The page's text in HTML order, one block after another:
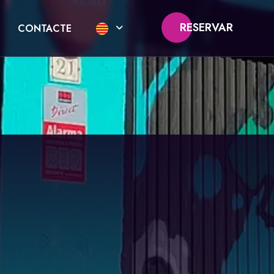
CONTACTE RESERVAR